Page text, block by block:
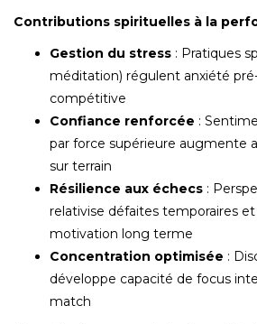
Contributions spirituelles à la
Gestion du stress : Pratiques
méditation) régulent anxiété
compétitive
Confiance renforcée :
par force supérieure augmente
sur terrain
Résilience aux échecs :
relativise défaites temporaires
motivation long terme
Concentration optimisée :
développe capacité de focus
match